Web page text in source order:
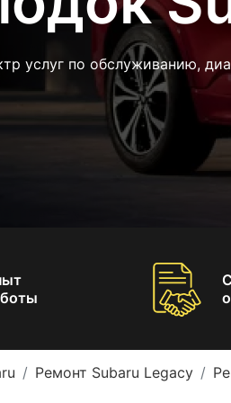
услуг по обслуживанию,
Ремонт Subaru Legacy